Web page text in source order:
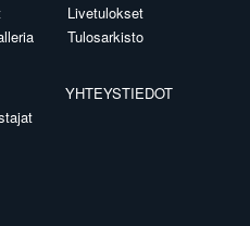
Livetulokset
Tulosarkisto
YHTEYSTIEDOT